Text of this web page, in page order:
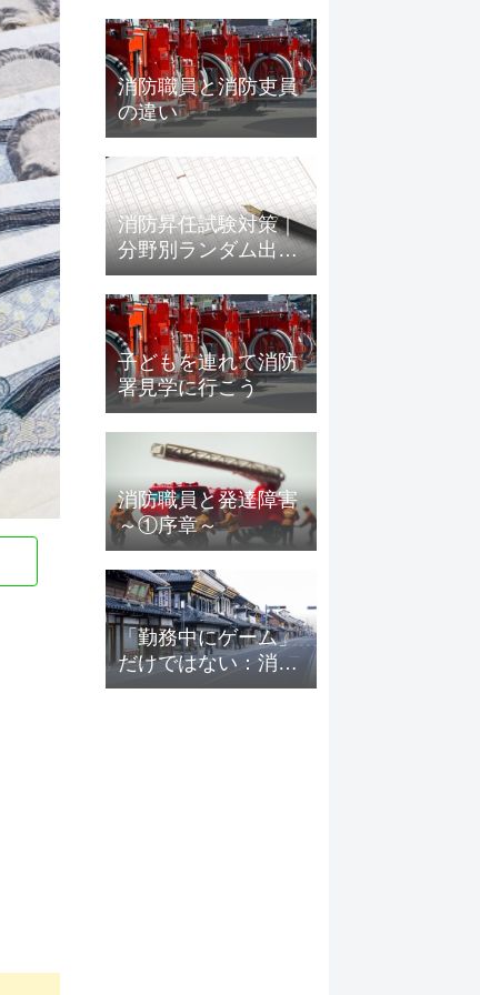
消防職員と消防吏員
の違い
消防昇任試験対策｜
分野別ランダム出題
で実力チェック【全
700問・期間限定無
料】
子どもを連れて消防
署見学に行こう
消防職員と発達障害
～①序章～
「勤務中にゲーム」
だけではない：消防
組織に蔓延する職務